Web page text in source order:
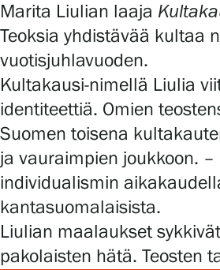
Tietosuoja ja evästeet
Verkkokauppa
Marita Liulian laaja
Teoksia yhdistävää kultaa
vuotisjuhlavuoden.
Kultakausi-nimellä Liulia
identiteettiä. Omien
Suomen toisena
ja vauraimpien joukkoon.
individualismin
kantasuomalaisista.
Liulian maalaukset
pakolaisten hätä. Teosten